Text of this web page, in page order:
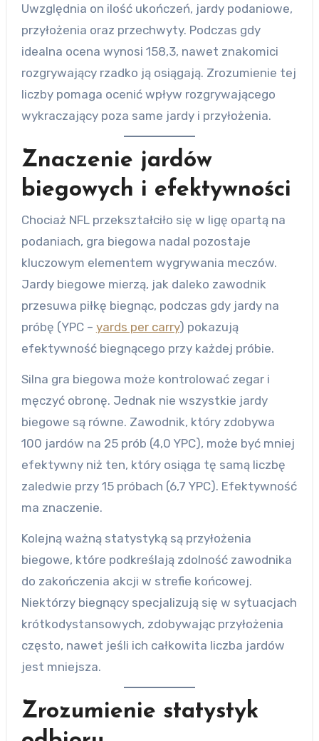
Uwzględnia on ilość ukończeń, jardy podaniowe,
przyłożenia oraz przechwyty. Podczas gdy
idealna ocena wynosi 158,3, nawet znakomici
rozgrywający rzadko ją osiągają. Zrozumienie tej
liczby pomaga ocenić wpływ rozgrywającego
wykraczający poza same jardy i przyłożenia.
Znaczenie jardów
biegowych i efektywności
Chociaż NFL przekształciło się w ligę opartą na
podaniach, gra biegowa nadal pozostaje
kluczowym elementem wygrywania meczów.
Jardy biegowe mierzą, jak daleko zawodnik
przesuwa piłkę biegnąc, podczas gdy jardy na
próbę (YPC – yards per carry) pokazują
efektywność biegnącego przy każdej próbie.
Silna gra biegowa może kontrolować zegar i
męczyć obronę. Jednak nie wszystkie jardy
biegowe są równe. Zawodnik, który zdobywa
100 jardów na 25 prób (4,0 YPC), może być mniej
efektywny niż ten, który osiąga tę samą liczbę
zaledwie przy 15 próbach (6,7 YPC). Efektywność
ma znaczenie.
Kolejną ważną statystyką są przyłożenia
biegowe, które podkreślają zdolność zawodnika
do zakończenia akcji w strefie końcowej.
Niektórzy biegnący specjalizują się w sytuacjach
krótkodystansowych, zdobywając przyłożenia
często, nawet jeśli ich całkowita liczba jardów
jest mniejsza.
Zrozumienie statystyk